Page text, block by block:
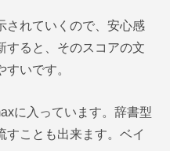
されていくので、安心感
すると、そのスコアの文
いです。
に入っています。辞書型
すことも出来ます。ベイ